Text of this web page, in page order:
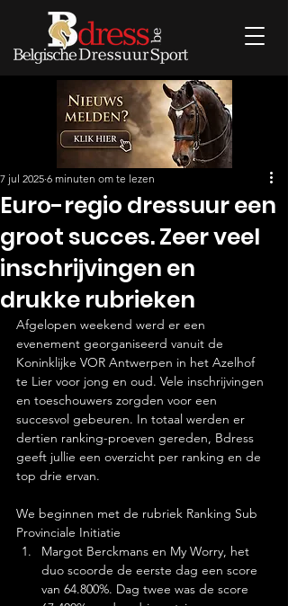
Euro-regio dressuur een
groot succes. Zeer veel
inschrijvingen en
drukke rubrieken
7 jul 2025 6 minuten om te lezen
Afgelopen weekend werd er een
evenement georganiseerd vanuit de
Koninklijke VOR Antwerpen in het Azelhof
te Lier voor jong en oud. Vele inschrijvingen
en toeschouwers zorgden voor een
succesvol gebeuren. In totaal werden er
dertien ranking-proeven gereden, Bdress
geeft jullie een overzicht per ranking en de
top drie ervan.
We beginnen met de rubriek Ranking Sub
Provinciale Initiatie
Margot Berckmans en My Worry, het
duo scoorde de eerste dag een score
van 64.800%. Dag twee was de score